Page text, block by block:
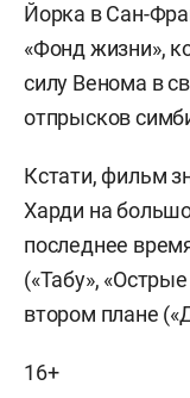
Йорка в Сан-
«Фонд жизни»,
силу Венома в
отпрысков
Кстати, фильм
Харди на
последнее
(«Табу»,
втором плане
16+